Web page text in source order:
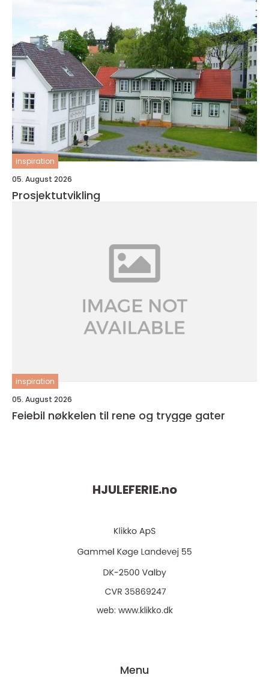
inspiration
05. August 2026
Prosjektutvikling
inspiration
05. August 2026
Feiebil nøkkelen til rene og trygge gater
HJULEFERIE.no
web: www.klikko.dk
Menu